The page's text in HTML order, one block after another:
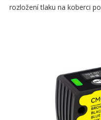
rozložení tlaku na koberci